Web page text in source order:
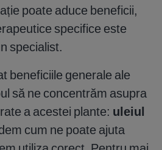
poate aduce beneficii,
specifice este
specialist.
beneficiile generale ale
să ne concentrăm asupra
a acestei plante: uleiul
cum ne poate ajuta